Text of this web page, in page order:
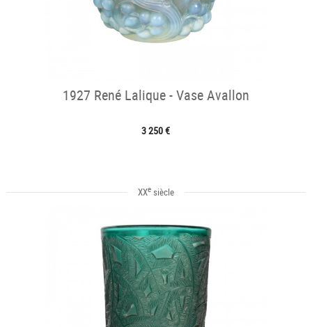
1927 René Lalique - Vase Avallon
3 250 €
XXesiècle